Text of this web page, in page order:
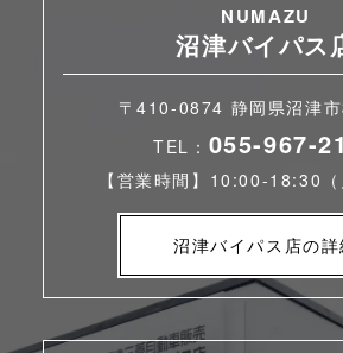
NUMAZU
沼津バイパス
〒410-0874 静岡県沼津
TEL： 055-967-
【営業時間】10:00-18:30（
沼津バイパス店の詳